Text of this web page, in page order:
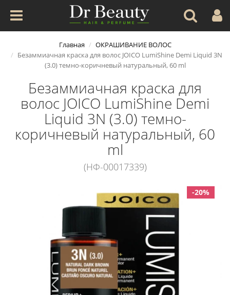
Главная
ОКРАШИВАНИЕ ВОЛОС
Безаммиачная краска для волос JOICO LumiShine Demi Liquid 3N
(3.0) темно-коричневый натуральный, 60 ml
Безаммиачная краска для
волос JOICO LumiShine Demi
Liquid 3N (3.0) темно-
коричневый натуральный, 60
ml
(НФ-00017339)
-20%